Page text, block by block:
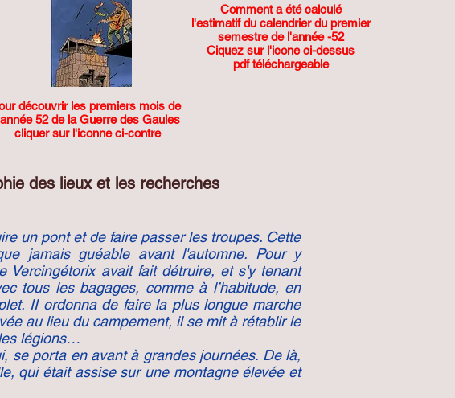
Comment a été calculé
l'estimatif du calendrier du premier
semestre de l'année -52
Ciquez sur l'icone ci-dessus
pdf téléchargeable
découvrir les premiers mois de
52 de la Guerre des Gaules
cliquer sur l'iconne ci-contre
des lieux et les recherches
un pont et de faire passer les troupes. Cette
jamais guéable avant l'automne. Pour y
avait fait détruire, et s'y tenant
tous les bagages, comme à l’habitude, en
II ordonna de faire la plus longue marche
au lieu du campement, il se mit à rétablir le
légions…
se porta en avant à grandes journées. De là,
qui était assise sur une montagne élevée et